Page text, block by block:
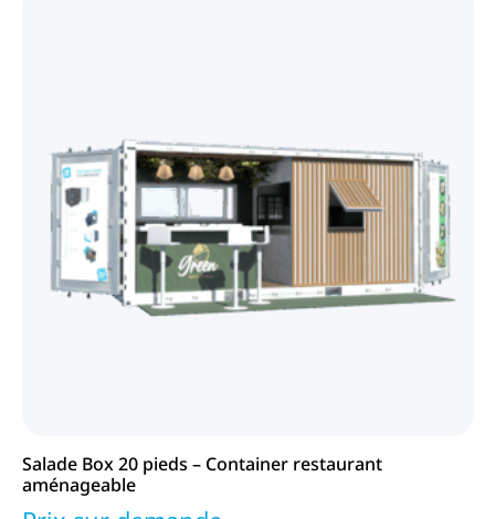
Salade Box 20 pieds – Container restaurant
aménageable